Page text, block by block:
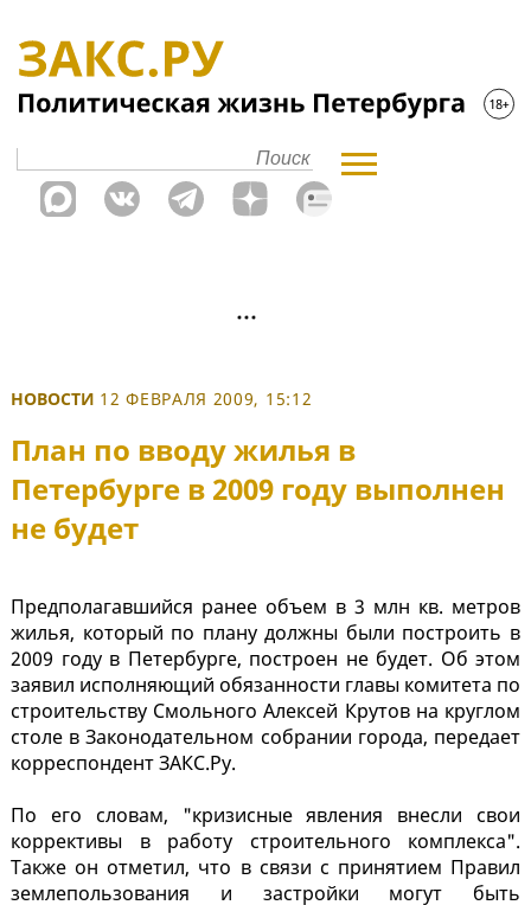
НОВОСТИ 12 ФЕВРАЛЯ 2009, 15:12
План по вводу жилья в
Петербурге в 2009 году выполнен
не будет
Предполагавшийся ранее объем в 3 млн кв. метров
жилья, который по плану должны были построить в
2009 году в Петербурге, построен не будет. Об этом
заявил исполняющий обязанности главы комитета по
строительству Смольного Алексей Крутов на круглом
столе в Законодательном собрании города, передает
корреспондент ЗАКС.Ру.
По его словам, "кризисные явления внесли свои
коррективы в работу строительного комплекса".
Также он отметил, что в связи с принятием Правил
землепользования и застройки могут быть